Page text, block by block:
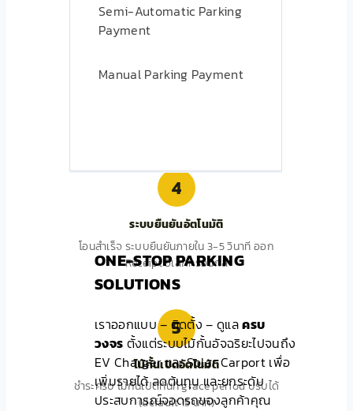
Semi-Automatic Parking
Payment
Manual Parking Payment
ONE-STOP PARKING
SOLUTIONS
เราออกแบบ – ติดตั้ง – ดูแลครบ
วงจร ตั้งแต่ระบบไม้กั้นอัจฉริยะไปจนถึง
EV Charger และ Solar Carport เพื่อ
เพิ่มรายได้ ลดต้นทุน และยกระดับ
ประสบการณ์จอดรถของลูกค้าคุณ
สแกน QR ชำระเงิน
4
ระบบยืนยันอัตโนมัติ
โอนสำเร็จ ระบบยืนยันภายใน 3-5 วินาที ออก
Receipt อิเล็กทรอนิกส์
5
ไม้กั้นเปิดอัตโนมัติ
ชำระครบ ไม้กั้นเปิดทันที grace period ปรับได้
(default 15 นาที)